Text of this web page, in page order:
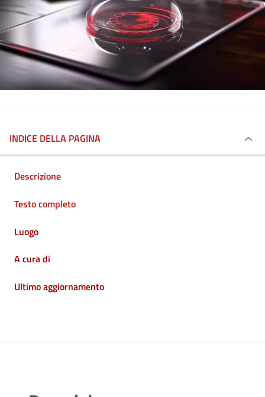
INDICE DELLA PAGINA
Descrizione
Testo completo
Luogo
A cura di
Ultimo aggiornamento